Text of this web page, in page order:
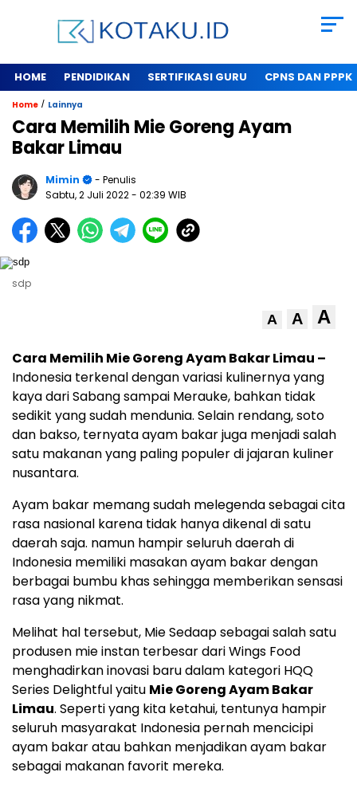
HOME PENDIDIKAN SERTIFIKASI GURU CPNS DAN PPPK
Home / Lainnya
Cara Memilih Mie Goreng Ayam
Bakar Limau
Mimin
- Penulis
Sabtu, 2 Juli 2022- 02:39 WIB
sdp
A A A
Cara Memilih Mie Goreng Ayam Bakar Limau –
Indonesia terkenal dengan variasi kulinernya yang
kaya dari Sabang sampai Merauke, bahkan tidak
sedikit yang sudah mendunia. Selain rendang, soto
dan bakso, ternyata ayam bakar juga menjadi salah
satu makanan yang paling populer di jajaran kuliner
nusantara.
Ayam bakar memang sudah melegenda sebagai cita
rasa nasional karena tidak hanya dikenal di satu
daerah saja. namun hampir seluruh daerah di
Indonesia memiliki masakan ayam bakar dengan
berbagai bumbu khas sehingga memberikan sensasi
rasa yang nikmat.
Melihat hal tersebut, Mie Sedaap sebagai salah satu
produsen mie instan terbesar dari Wings Food
menghadirkan inovasi baru dalam kategori HQQ
Series Delightful yaitu Mie Goreng Ayam Bakar
Limau. Seperti yang kita ketahui, tentunya hampir
seluruh masyarakat Indonesia pernah mencicipi
ayam bakar atau bahkan menjadikan ayam bakar
sebagai makanan favorit mereka.